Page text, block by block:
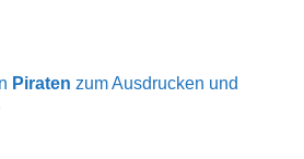
Piraten zum Ausdrucken und